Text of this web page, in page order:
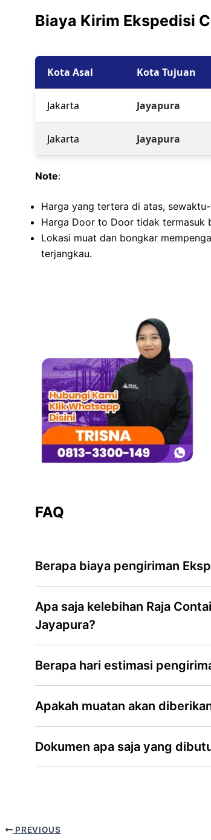
Biaya Kirim Ekspedisi
Kota Asal Kota Tujuan
Jakarta Jayapura
Jakarta Jayapura
Note:
Harga yang tertera di atas,
Harga Door to Door tidak termasuk
Lokasi muat dan bongkar
terjangkau.
FAQ
Berapa biaya pengiriman
Apa saja kelebihan Raja
Jayapura?
Berapa hari estimasi
Apakah muatan akan
Dokumen apa saja yang
PREVIOUS